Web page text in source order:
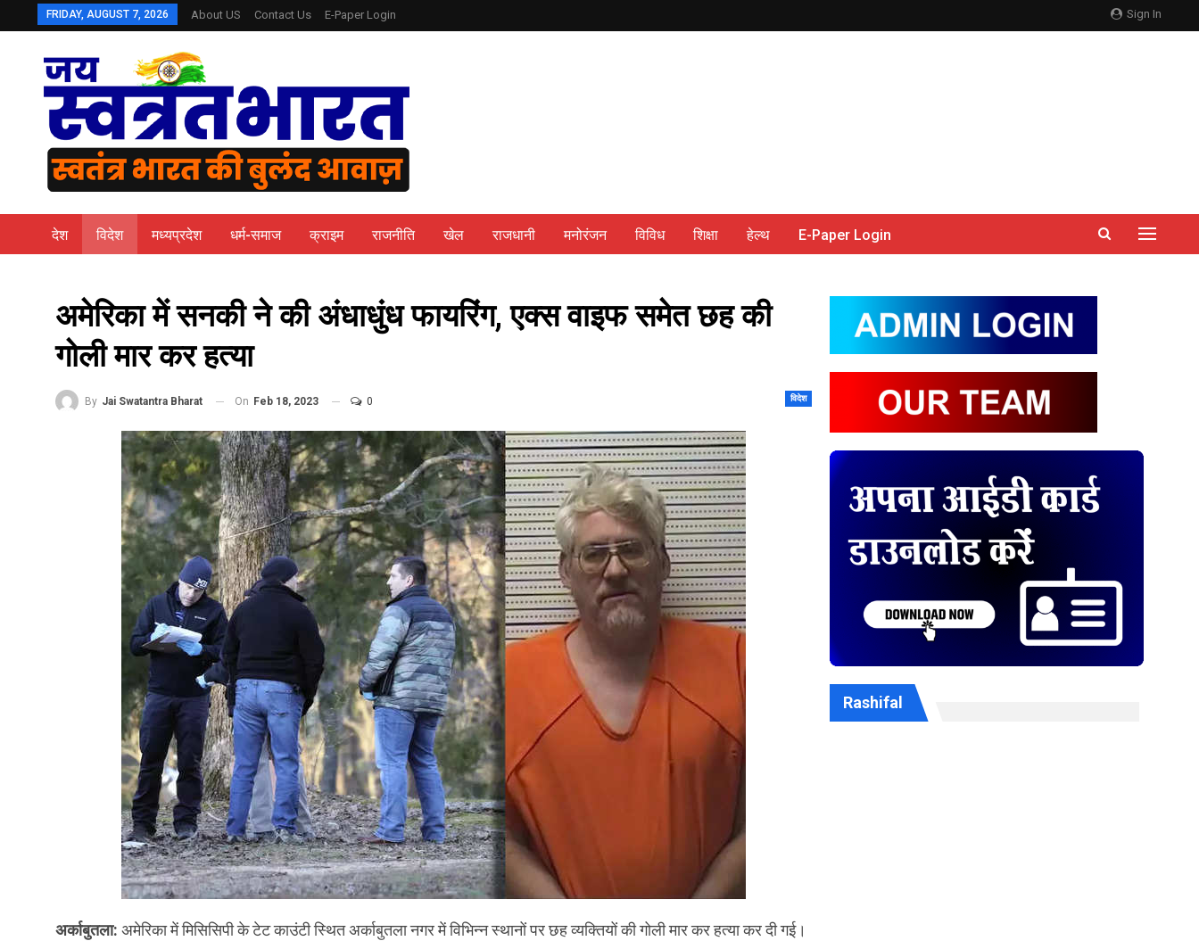
Sign In
FRIDAY, AUGUST 7, 2026 About US Contact Us E-Paper Login
देश विदेश मध्यप्रदेश धर्म-समाज क्राइम राजनीति खेल राजधानी मनोरंजन विविध शिक्षा हेल्थ E-Paper Login
अमेरिका में सनकी ने की अंधाधुंध फायरिंग, एक्स वाइफ समेत छह की
गोली मार कर हत्या
विदेश
By Jai Swatantra Bharat On Feb 18, 2023 0
अर्काबुतला: अमेरिका में मिसिसिपी के टेट काउंटी स्थित अर्काबुतला नगर में विभिन्न स्थानों पर छह व्यक्तियों की गोली मार कर हत्या कर दी गई।
Rashifal